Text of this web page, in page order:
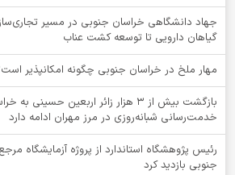
جهاد دانشگاهی خراسان جنوبی در مسیر
گیاهان دارویی تا توسعه کشت عناب
‌مهار ملخ در خراسان جنوبی چگونه امکانپذیر
بازگشت بیش از ۳ هزار زائر اربعین
خدمت‌رسانی شبانه‌روزی در مرز مهران ادامه دارد
رئیس پژوهشگاه استاندارد از پروژه آزمایشگاه
جنوبی بازدید کرد